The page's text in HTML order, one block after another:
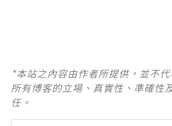
*本站之內容由作者所提供，並不
所有博客的立場、真實性、準確性
任。